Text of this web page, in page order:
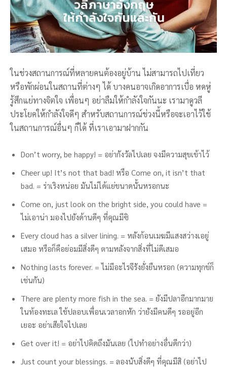
ในช่วงสถานการณ์ที่หลายคนต้องอยู่บ้าน ไม่สามารถไปเที่ยว
หรือพักผ่อนในสถานที่ต่างๆ ได้ บางคนอาจเกิดอาการเบื่อ หดหู่
รู้สึกแย่ทางจิตใจ เพื่อนๆ อย่าลืมให้กำลังใจกันนะ เรามาดูวลี
ประโยคให้กำลังใจดีๆ สำหรับสถานการณ์ช่วงนี้หรือจะเอาไว้ใช้
ในสถานการณ์อื่นๆ ก็ได้ ที่เราเอามาฝากกัน
Don’t worry, be happy! = อย่ากังวัลไปเลย จงมีความสุขเข้าไว้
Cheer up! It’s not that bad! หรือ Come on, it isn’t that
bad. = ร่าเริงหน่อย มันไม่ได้แย่ขนาดนั้นหรอกนะ
Come on, just look on the bright side, you could have =
ไม่เอาน่า มองไปยังด้านดีๆ ที่คุณมีซิ
Every cloud has a silver lining. = หลังก้อนเมฆมีแสงสว่างเอยู่
เสมอ หรือก็คือย่อมมีสิ่งดีๆ ตามหลังจากสิ่งที่ไม่ดีเสมอ
Nothing lasts forever. = ไม่มีอะไรจีรังยั่งยืนหรอก (ความทุกข์ก็
เช่นกัน)
There are plenty more fish in the sea. = ยังมีปลาอีกมากมาย
ในท้องทะเล ใช้ปลอบเพื่อนเวลาอกหัก ว่ายังมีคนดีๆ รออยู่อีก
เยอะ อย่าเสียใจไปเลย
Get over it! = อย่าไปคิดถึงมันเลย (ไปทำอย่างอื่นดีกว่า)
Just count your blessings. = ลองนับสิ่งดีๆ ที่คุณมีสิ (อย่าไป